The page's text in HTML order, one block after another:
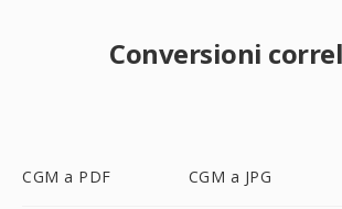
Conversioni
CGM a PDF CGM a JPG